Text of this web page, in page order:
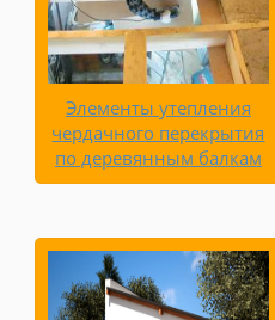
Элементы утепления
чердачного перекрытия
по деревянным балкам